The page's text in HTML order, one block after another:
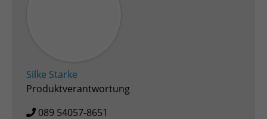
Silke Starke
Produktverantwortung
089 54057-8651